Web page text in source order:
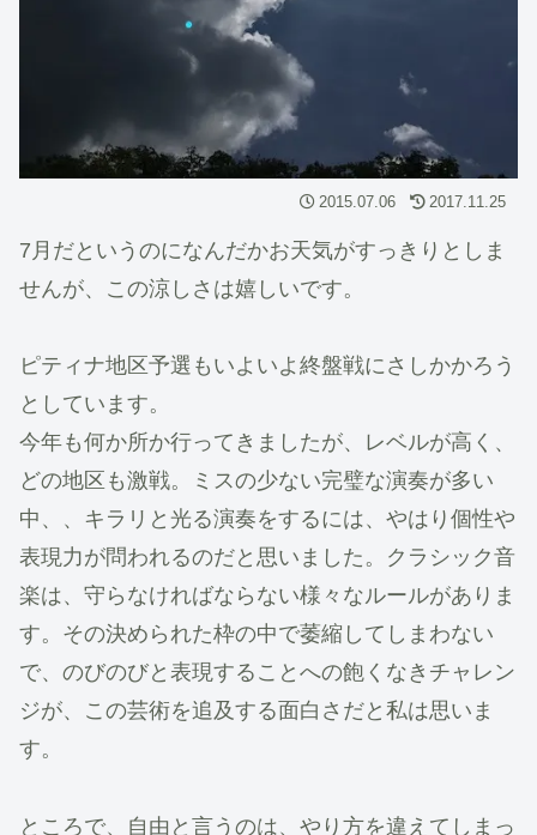
2015.07.06 2017.11.25
7月だというのになんだかお天気がすっきりとしま
せんが、この涼しさは嬉しいです。
ピティナ地区予選もいよいよ終盤戦にさしかかろう
としています。
今年も何か所か行ってきましたが、レベルが高く、
どの地区も激戦。ミスの少ない完璧な演奏が多い
中、、キラリと光る演奏をするには、やはり個性や
表現力が問われるのだと思いました。クラシック音
楽は、守らなければならない様々なルールがありま
す。その決められた枠の中で萎縮してしまわない
で、のびのびと表現することへの飽くなきチャレン
ジが、この芸術を追及する面白さだと私は思いま
す。
ところで、自由と言うのは、やり方を違えてしまっ